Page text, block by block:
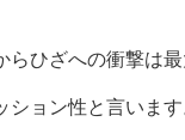
らひざへの衝撃は
ョン性と言います